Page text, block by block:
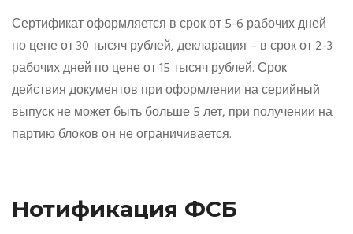
Сертификат оформляется в срок от 5-6 рабочих дней
по цене от 30 тысяч рублей, декларация – в срок от 2-3
рабочих дней по цене от 15 тысяч рублей. Срок
действия документов при оформлении на серийный
выпуск не может быть больше 5 лет, при получении на
партию блоков он не ограничивается.
Нотификация ФСБ